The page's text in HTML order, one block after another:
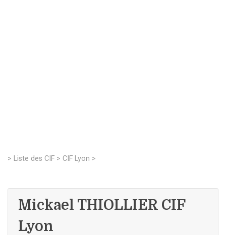
> Liste des CIF > CIF Lyon >
Mickael THIOLLIER CIF
Lyon